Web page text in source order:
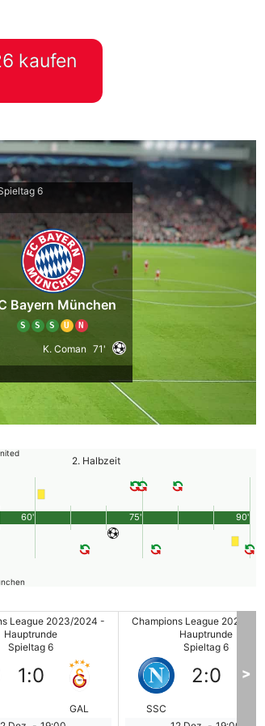
kaufen
6
Bayern München
S S S U N
K. Coman 71'
2. Halbzeit
90'
60' 75'
League 2023/2024 -
Hauptrunde
Spieltag 6
1:0
GAL
Champions League 2023/
Hauptrunde
Spieltag 6
SSC
2:0 >